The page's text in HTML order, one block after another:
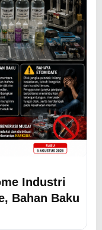
Industri
Bahan Baku